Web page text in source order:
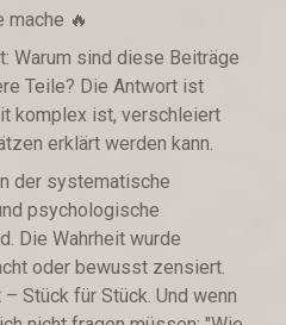
mache 🔥
Warum sind diese Beiträge
Teile? Die Antwort ist
komplex ist, verschleiert
erklärt werden kann.
der systematische
psychologische
Die Wahrheit wurde
oder bewusst zensiert.
Stück für Stück. Und wenn